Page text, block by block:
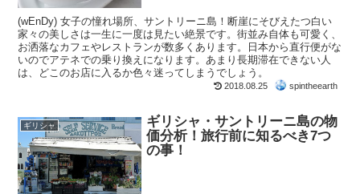
(wEnDy) 女子の憧れ場所、サントリーニ島！断崖にそびえたつ白い
家々の美しさは一生に一度は見たい絶景です。街並み自体も可愛く、
お洒落なカフェやレストランが数多くあります。日本から直行便がな
いのでアテネでの乗り換えになります。あまり長期滞在できない人
は、どこのお店に入るか色々迷ってしまうでしょう。
2018.08.25 spintheearth
ギリシャ
ギリシャ・サントリーニ島の物
価分析！旅行前に知るべき7つ
の事！